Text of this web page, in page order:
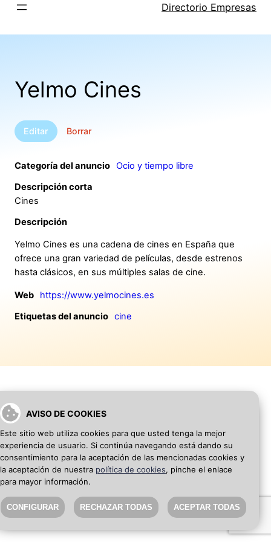
AVISO DE COOKIES
Este sitio web utiliza cookies para que usted tenga la mejor
experiencia de usuario. Si continúa navegando está dando su
consentimiento para la aceptación de las mencionadas cookies y
la aceptación de nuestra política de cookies, pinche el enlace
para mayor información.
CONFIGURAR RECHAZAR TODAS ACEPTAR TODAS
Saltar
Directorio Empresas
Yelmo Cines
Editar Borrar
Categoría del anuncio Ocio y tiempo libre
Descripción corta
Cines
Descripción
Yelmo Cines es una cadena de cines en España que
ofrece una gran variedad de películas, desde estrenos
hasta clásicos, en sus múltiples salas de cine.
Web
https://www.yelmocines.es
Etiquetas del anuncio cine
VOLVER A INICIO
SEO Blog ·Aviso Legal·Política de privacidad